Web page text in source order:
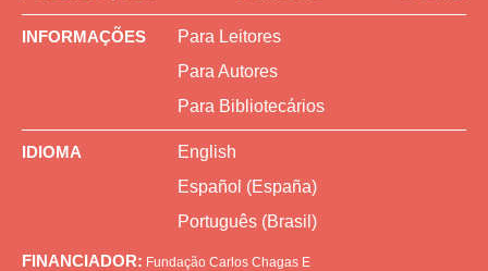
INFORMAÇÕES
Para Leitores
Para Autores
Para Bibliotecários
IDIOMA
English
Español (España)
Português (Brasil)
FINANCIADOR: Fundação Carlos Chagas E